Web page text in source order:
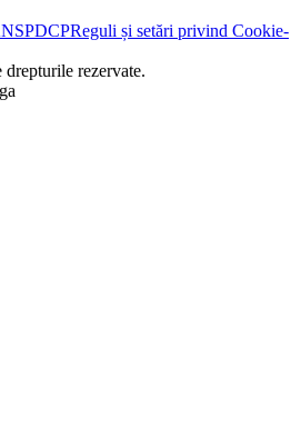
Reguli și setări privind Cookie-
rezervate.